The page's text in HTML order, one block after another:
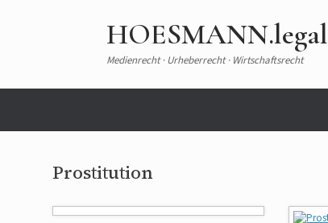
HOESMANN.legal
Medienrecht · Urheberrecht · Wirtschaftsrecht
Prostitution